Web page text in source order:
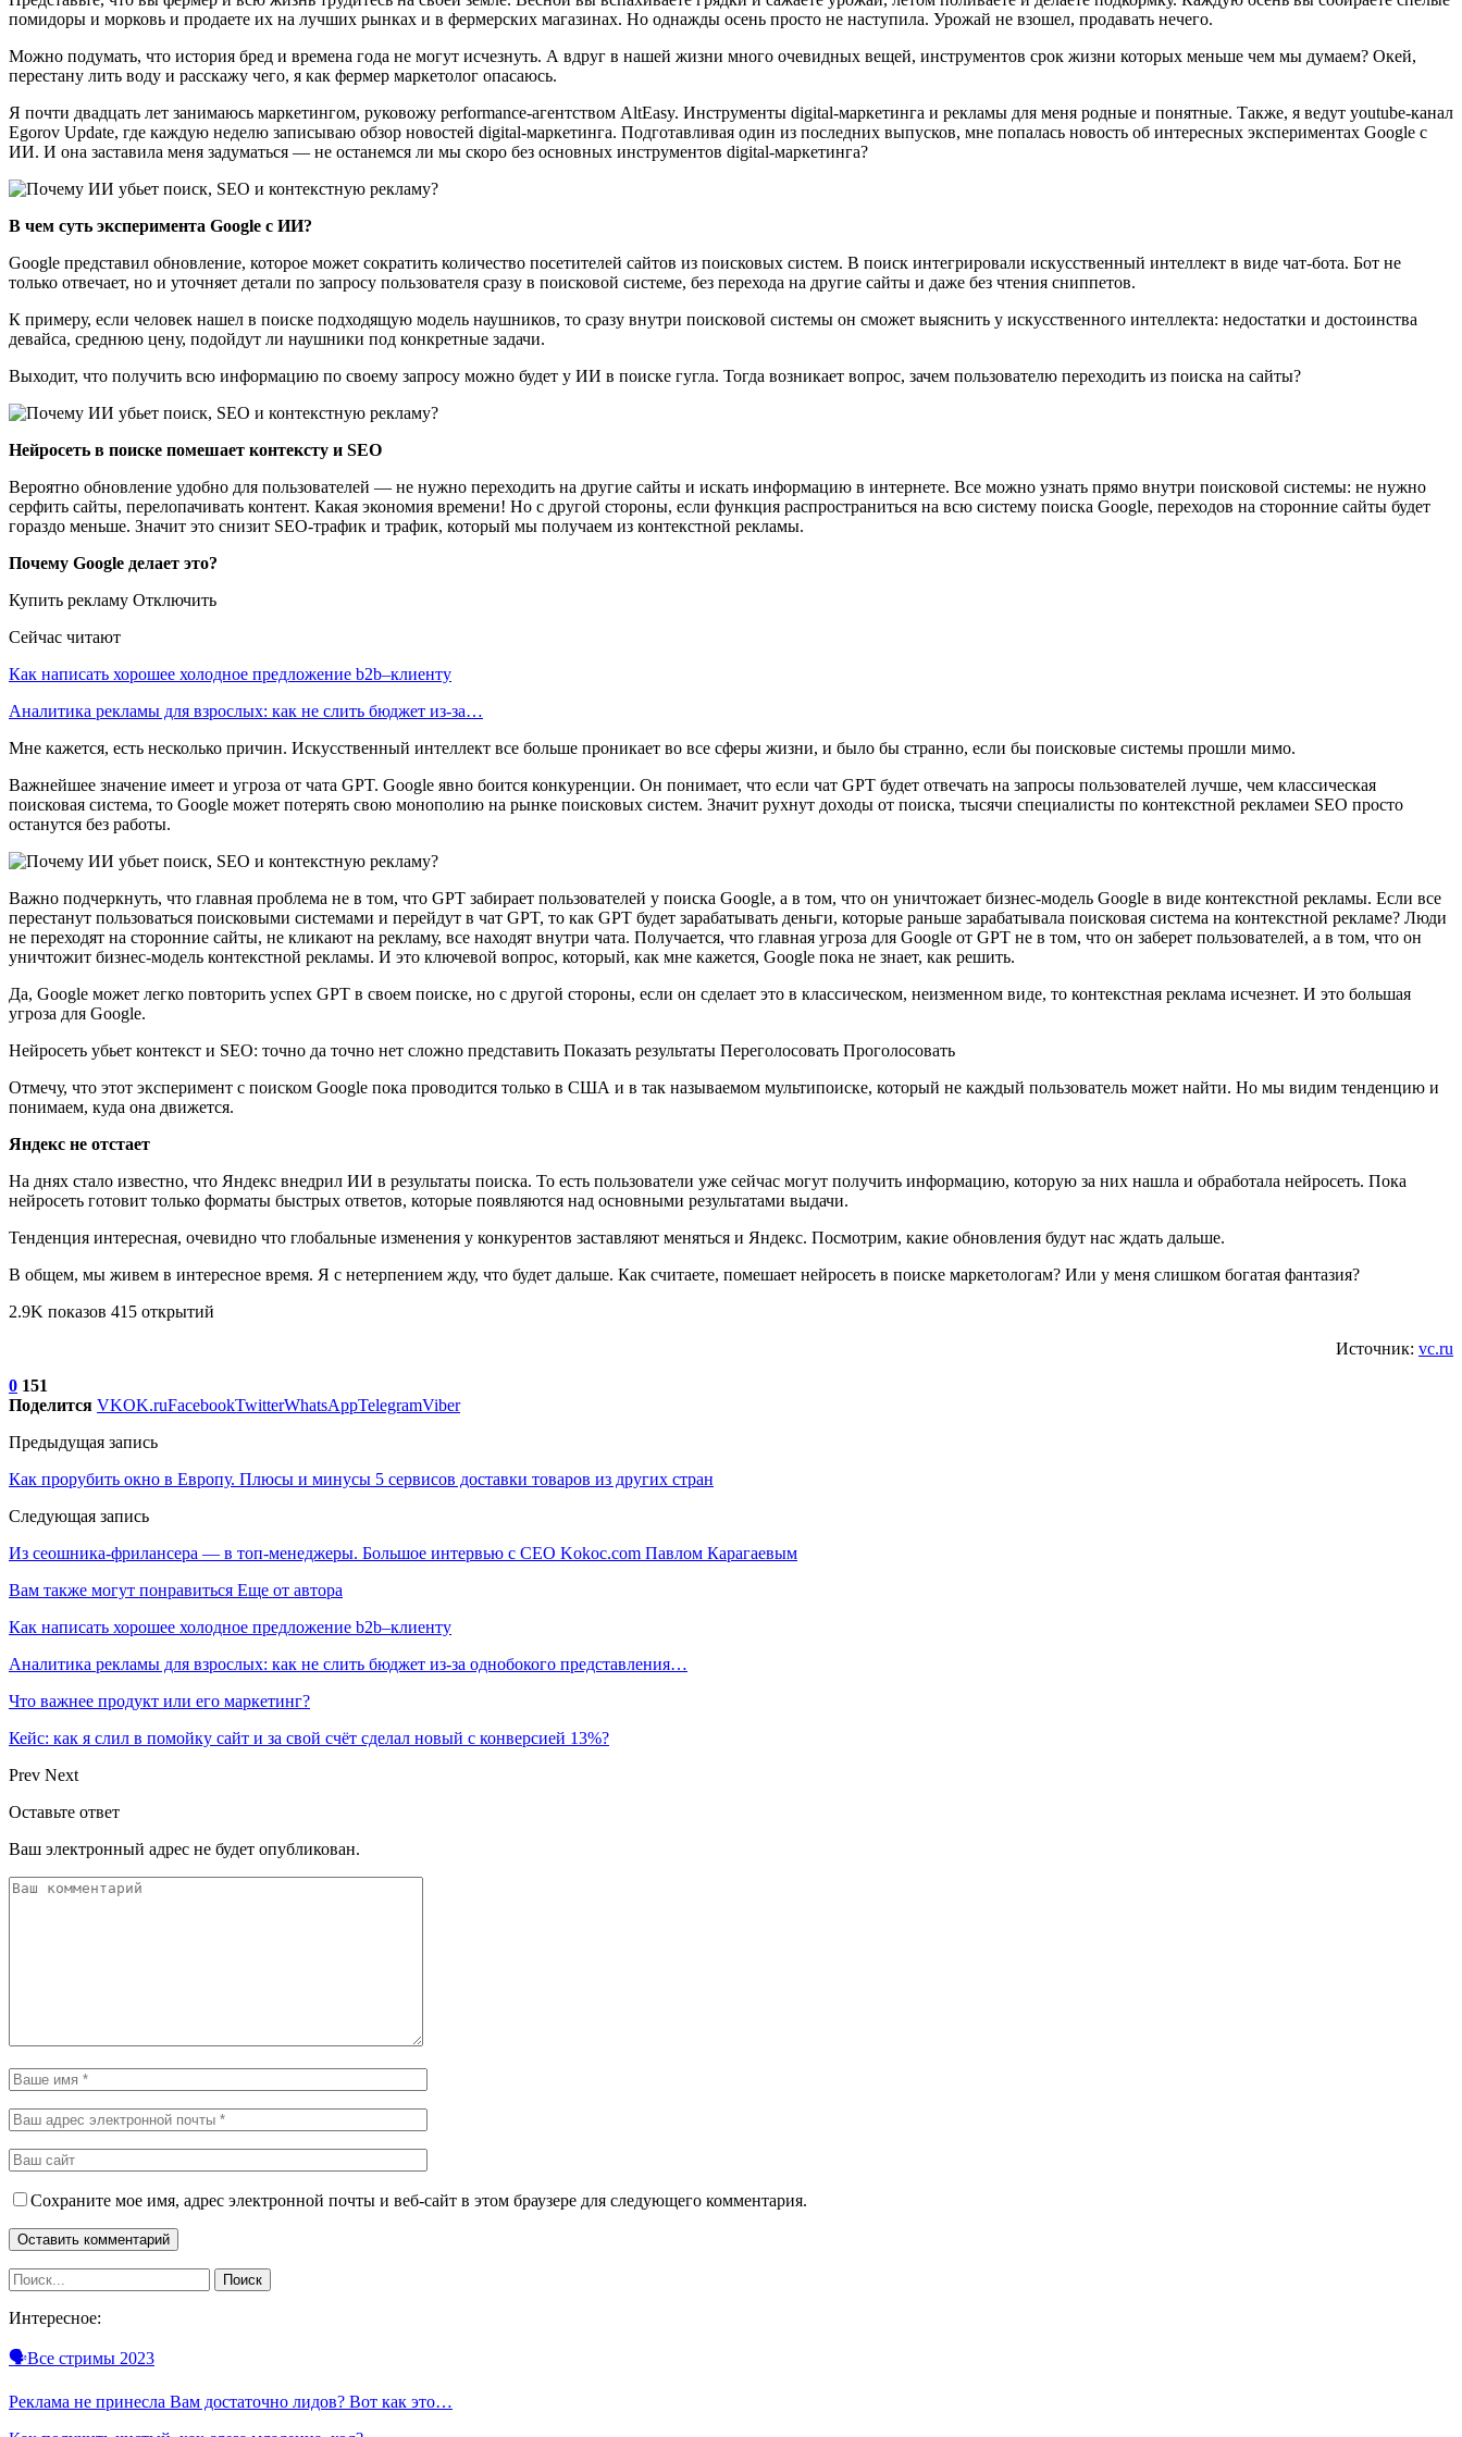
помидоры и морковь и продаете их на лучших рынках и в фермерских магазинах. Но однажды осень просто не наступила. Урожай не взошел, продавать нечего.
Можно подумать, что история бред и времена года не могут исчезнуть. А вдруг в нашей жизни много очевидных вещей, инструментов срок жизни которых меньше чем мы думаем? Окей,
перестану лить воду и расскажу чего, я как фермер маркетолог опасаюсь.
Я почти двадцать лет занимаюсь маркетингом, руковожу performance-агентством AltEasy. Инструменты digital-маркетинга и рекламы для меня родные и понятные. Также, я ведут youtube-канал
Egorov Update, где каждую неделю записываю обзор новостей digital-маркетинга. Подготавливая один из последних выпусков, мне попалась новость об интересных экспериментах Google с
ИИ. И она заставила меня задуматься — не останемся ли мы скоро без основных инструментов digital-маркетинга?
В чем суть эксперимента Google с ИИ?
Google представил обновление, которое может сократить количество посетителей сайтов из поисковых систем. В поиск интегрировали искусственный интеллект в виде чат-бота. Бот не
только отвечает, но и уточняет детали по запросу пользователя сразу в поисковой системе, без перехода на другие сайты и даже без чтения сниппетов.
К примеру, если человек нашел в поиске подходящую модель наушников, то сразу внутри поисковой системы он сможет выяснить у искусственного интеллекта: недостатки и достоинства
девайса, среднюю цену, подойдут ли наушники под конкретные задачи.
Выходит, что получить всю информацию по своему запросу можно будет у ИИ в поиске гугла. Тогда возникает вопрос, зачем пользователю переходить из поиска на сайты?
Нейросеть в поиске помешает контексту и SEO
Вероятно обновление удобно для пользователей — не нужно переходить на другие сайты и искать информацию в интернете. Все можно узнать прямо внутри поисковой системы: не нужно
серфить сайты, перелопачивать контент. Какая экономия времени! Но с другой стороны, если функция распространиться на всю систему поиска Google, переходов на сторонние сайты будет
гораздо меньше. Значит это снизит SEO-трафик и трафик, который мы получаем из контекстной рекламы.
Почему Google делает это?
Купить рекламу Отключить
Сейчас читают
Как написать хорошее холодное предложение b2b–клиенту
Аналитика рекламы для взрослых: как не слить бюджет из-за…
Мне кажется, есть несколько причин. Искусственный интеллект все больше проникает во все сферы жизни, и было бы странно, если бы поисковые системы прошли мимо.
Важнейшее значение имеет и угроза от чата GPT. Google явно боится конкуренции. Он понимает, что если чат GPT будет отвечать на запросы пользователей лучше, чем классическая
поисковая система, то Google может потерять свою монополию на рынке поисковых систем. Значит рухнут доходы от поиска, тысячи специалисты по контекстной рекламеи SEO просто
останутся без работы.
Важно подчеркнуть, что главная проблема не в том, что GPT забирает пользователей у поиска Google, а в том, что он уничтожает бизнес-модель Google в виде контекстной рекламы. Если все
перестанут пользоваться поисковыми системами и перейдут в чат GPT, то как GPT будет зарабатывать деньги, которые раньше зарабатывала поисковая система на контекстной рекламе? Люди
не переходят на сторонние сайты, не кликают на рекламу, все находят внутри чата. Получается, что главная угроза для Google от GPT не в том, что он заберет пользователей, а в том, что он
уничтожит бизнес-модель контекстной рекламы. И это ключевой вопрос, который, как мне кажется, Google пока не знает, как решить.
Да, Google может легко повторить успех GPT в своем поиске, но с другой стороны, если он сделает это в классическом, неизменном виде, то контекстная реклама исчезнет. И это большая
угроза для Google.
Нейросеть убьет контекст и SEO: точно да точно нет сложно представить Показать результаты Переголосовать Проголосовать
Отмечу, что этот эксперимент с поиском Google пока проводится только в США и в так называемом мультипоиске, который не каждый пользователь может найти. Но мы видим тенденцию и
понимаем, куда она движется.
Яндекс не отстает
На днях стало известно, что Яндекс внедрил ИИ в результаты поиска. То есть пользователи уже сейчас могут получить информацию, которую за них нашла и обработала нейросеть. Пока
нейросеть готовит только форматы быстрых ответов, которые появляются над основными результатами выдачи.
Тенденция интересная, очевидно что глобальные изменения у конкурентов заставляют меняться и Яндекс. Посмотрим, какие обновления будут нас ждать дальше.
В общем, мы живем в интересное время. Я с нетерпением жду, что будет дальше. Как считаете, помешает нейросеть в поиске маркетологам? Или у меня слишком богатая фантазия?
2.9K показов 415 открытий
Источник: vc.ru
0 151
Поделится VKOK.ruFacebookTwitterWhatsAppTelegramViber
Предыдущая запись
Как прорубить окно в Европу. Плюсы и минусы 5 сервисов доставки товаров из других стран
Следующая запись
Из сеошника-фрилансера — в топ-менеджеры. Большое интервью с CEO Kokoc.com Павлом Карагаевым
Вам также могут понравиться Еще от автора
Как написать хорошее холодное предложение b2b–клиенту
Аналитика рекламы для взрослых: как не слить бюджет из-за однобокого представления…
Что важнее продукт или его маркетинг?
Кейс: как я слил в помойку сайт и за свой счёт сделал новый с конверсией 13%?
Prev Next
Оставьте ответ
Ваш электронный адрес не будет опубликован.
Сохраните мое имя, адрес электронной почты и веб-сайт в этом браузере для следующего комментария.
Интересное:
🗣Все стримы 2023
Реклама не принесла Вам достаточно лидов? Вот как это…